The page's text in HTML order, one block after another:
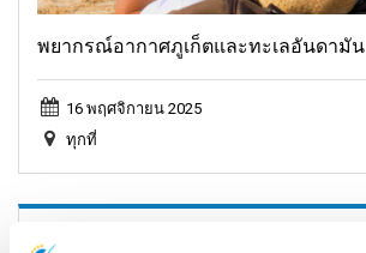
พยากรณ์อากาศภูเก็ตและทะเลอันดามัน
16 พฤศจิกายน 2025
ทุกที่